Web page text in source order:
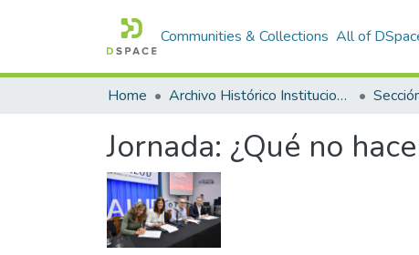
Communities & Collections All of
Home Archivo Histórico Institucional
Jornada: ¿Qué no